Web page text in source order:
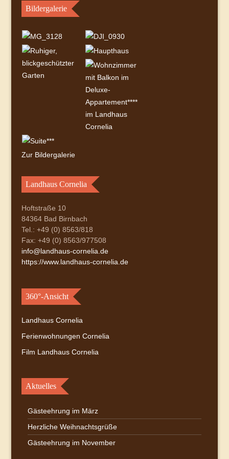
Bildergalerie
Zur Bildergalerie
Landhaus Cornelia
Hoftstraße 10
84364 Bad Birnbach
Tel.: +49 (0) 8563/818
Fax: +49 (0) 8563/977508
info@landhaus-cornelia.de
https://www.landhaus-cornelia.de
360°-Ansicht
Landhaus Cornelia
Ferienwohnungen Cornelia
Film Landhaus Cornelia
Aktuelles
Gästeehrung im März
Herzliche Weihnachtsgrüße
Gästeehrung im November